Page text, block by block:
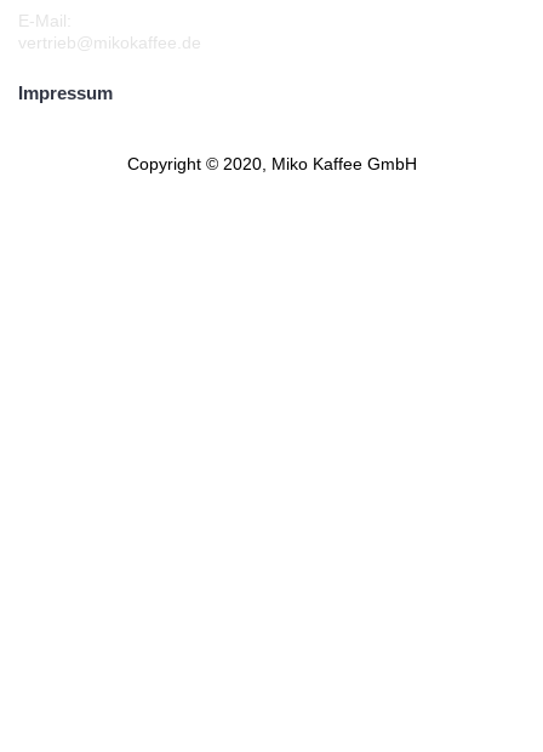
E-Mail:
vertrieb@mikokaffee.de
Impressum
Copyright © 2020, Miko Kaffee GmbH